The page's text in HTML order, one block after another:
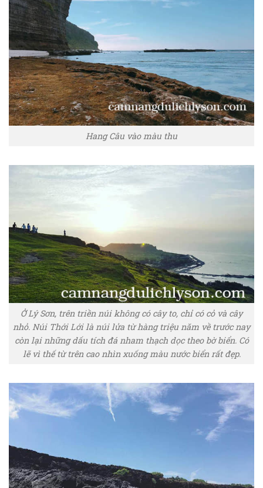
Hang Câu vào màu thu
Ở Lý Sơn, trên triền núi không có cây to, chỉ có cỏ và cây
nhỏ. Núi Thới Lới là núi lửa từ hàng triệu năm về trước nay
còn lại những dấu tích đá nham thạch dọc theo bờ biển. Có
lẽ vì thế từ trên cao nhìn xuống màu nước biển rất đẹp.